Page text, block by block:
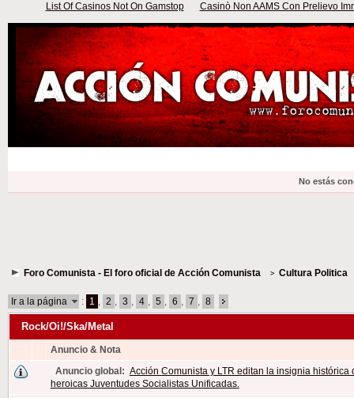
List Of Casinos Not On Gamstop Casinò Non AAMS Con Prelievo
No estás
Foro Comunista - El foro oficial de Acción Comunista Cultura Politica
Ir a la página : 1 2 3 4 5 6 7 8
Rock/Oi!/Ska/Metal
Anuncio & Nota
Anuncio global: Acción Comunista y LTR editan la insignia histórica
heroicas Juventudes Socialistas Unificadas.